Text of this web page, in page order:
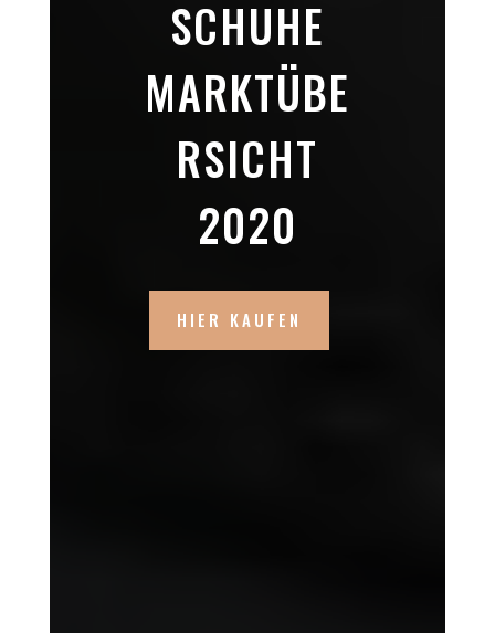
SCHUHE
MARKTÜBE
RSICHT
2020
HIER KAUFEN